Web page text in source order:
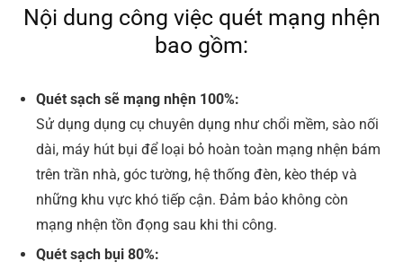
Nội dung công việc quét mạng nhện
bao gồm:
Quét sạch sẽ mạng nhện 100%:
Sử dụng dụng cụ chuyên dụng như chổi mềm, sào nối
dài, máy hút bụi để loại bỏ hoàn toàn mạng nhện bám
trên trần nhà, góc tường, hệ thống đèn, kèo thép và
những khu vực khó tiếp cận. Đảm bảo không còn
mạng nhện tồn đọng sau khi thi công.
Quét sạch bụi 80%: